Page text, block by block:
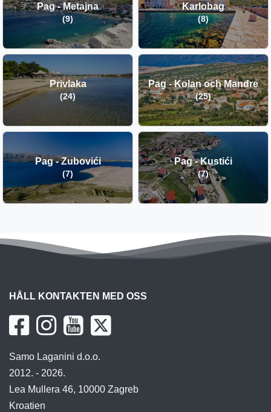
Pag - Metajna
(9)
Karlobag
(8)
Privlaka
(24)
Pag - Kolan och Mandre
(25)
Pag - Zubovići
(7)
Pag - Kustići
(7)
HÅLL KONTAKTEN MED OSS
Samo Laganini d.o.o.
2012. - 2026.
Lea Mullera 46, 10000 Zagreb
Kroatien